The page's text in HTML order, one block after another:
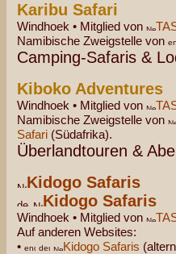
Karibu Safari
Windhoek • Mitglied von
Namibische Zweigstelle von
Camping-Safaris &
Kiboko Adventures
Windhoek • Mitglied von
Namibische Zweigstelle von
Safari (Südafrika).
Überlandtouren &
Kidogo Safaris
Kidogo Safaris
Windhoek • Mitglied von
Auf anderen Websites:
•
Kidogo Safaris